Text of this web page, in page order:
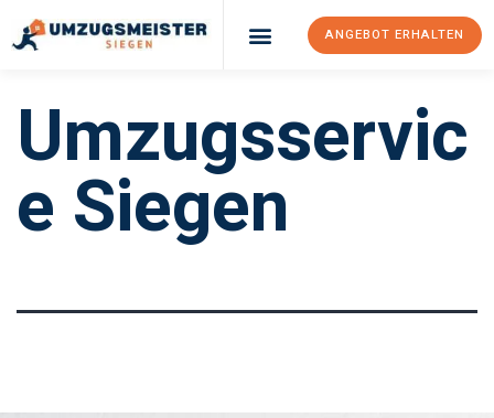
ANGEBOT ERHALTEN
Umzugsservic
E Siegen